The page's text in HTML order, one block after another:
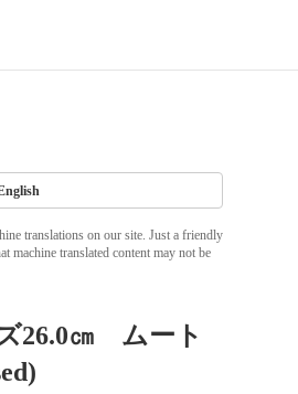
translations on our site. Just a friendly
machine translated content may not be
26.0㎝ ムート